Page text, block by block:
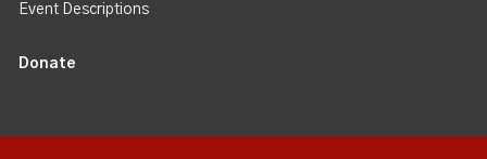
Event Descriptions
Donate